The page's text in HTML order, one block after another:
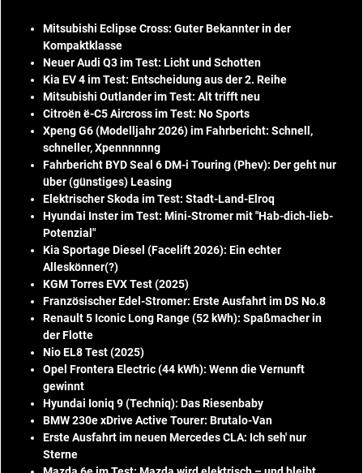
Mitsubishi Eclipse Cross: Guter Bekannter in der
Kompaktklasse
Neuer Audi Q3 im Test: Licht und Schotten
Kia EV 4 im Test: Entscheidung aus der 2. Reihe
Mitsubishi Outlander im Test: Alt trifft neu
Citroën ë-C5 Aircross im Test: No Sports
Xpeng G6 (Modelljahr 2026) im Fahrbericht: Schnell,
schneller, Xpennnnnng
Fahrbericht BYD Seal 6 DM-i Touring (Phev): Der geht nur
über (günstiges) Leasing
Elektrischer Skoda im Test: Stadt-Land-Elroq
Hyundai Inster im Test: Mini-Stromer mit "Hab-dich-lieb-
Potenzial"
Kia Sportage Diesel (Facelift 2026): Ein echter
Alleskönner(?)
KGM Torres EVX Test (2025)
Französischer Edel-Stromer: Erste Ausfahrt im DS No.8
Renault 5 Iconic Long Range (52 kWh): Spaßmacher in
der Flotte
Nio EL8 Test (2025)
Opel Frontera Electric (44 kWh): Wenn die Vernunft
gewinnt
Hyundai Ioniq 9 (Techniq): Das Riesenbaby
BMW 230e xDrive Active Tourer: Brutalo-Van
Erste Ausfahrt im neuen Mercedes CLA: Ich seh' nur
Sterne